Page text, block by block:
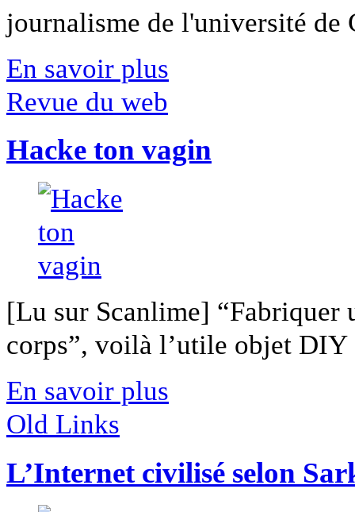
journalisme de l'université
En savoir plus
Revue du web
Hacke ton vagin
[Lu sur Scanlime] “Fabriquer
corps”, voilà l’utile objet
En savoir plus
Old Links
L’Internet civilisé selon